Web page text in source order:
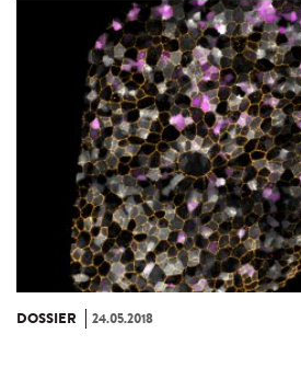
DOSSIER 24.05.2018